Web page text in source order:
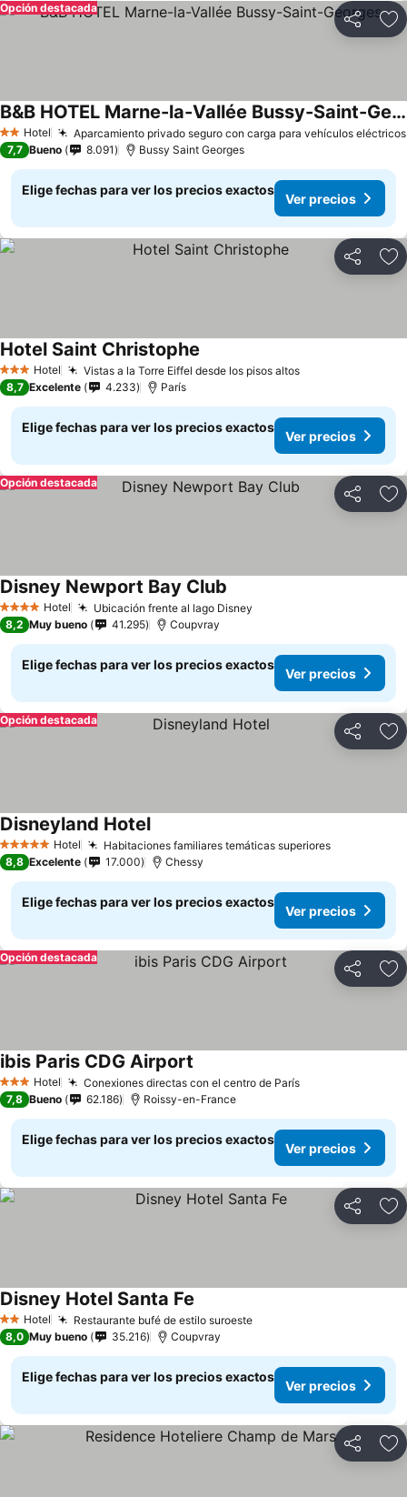
Compartir
Opción destacada
2 Estrellas
Hotel Aparcamiento privado seguro con carga para vehículos eléctricos
B&B HOTEL Marne-la-Vallée Bussy-Saint-Georges
7,7 Bueno 8.091 Bussy Saint Georges
Elige fechas para ver los precios exactos
Ver precios
Compartir
3 Estrellas
Hotel Vistas a la Torre Eiffel desde los pisos altos
Hotel Saint Christophe
8,7 Excelente 4.233 París
Elige fechas para ver los precios exactos
Ver precios
Compartir
Opción destacada
4 EstrellasHotel Ubicación frente al lago Disney
Disney Newport Bay Club
8,2 Muy bueno 41.295 Coupvray
Elige fechas para ver los precios exactos
Ver precios
Compartir
Opción destacada
5 Estrellas Hotel Habitaciones familiares temáticas superiores
Disneyland Hotel
8,8 Excelente 17.000 Chessy
Elige fechas para ver los precios exactos
Ver precios
Compartir
Opción destacada
3 Estrellas
Hotel Conexiones directas con el centro de París
ibis Paris CDG Airport
7,8 Bueno 62.186 Roissy-en-France
Elige fechas para ver los precios exactos
Ver precios
Compartir
2 Estrellas
Hotel Restaurante bufé de estilo suroeste
Disney Hotel Santa Fe
8,0 Muy bueno 35.216 Coupvray
Elige fechas para ver los precios exactos
Ver precios
Compartir